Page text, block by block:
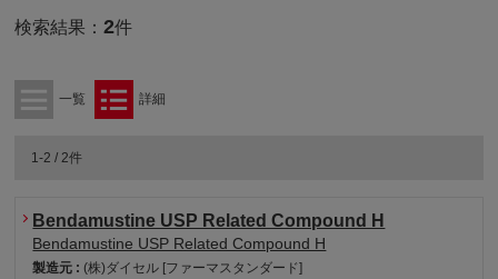
検索結果：2件
一覧 詳細
1-2 / 2件
Bendamustine USP Related Compound H
Bendamustine USP Related Compound H
製造元 :(株)ダイセル [ファーマスタンダード]